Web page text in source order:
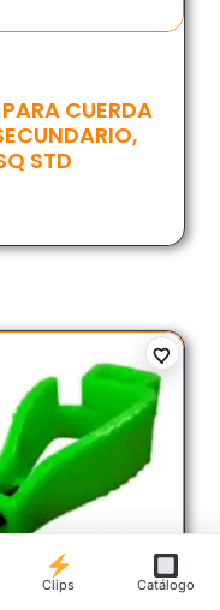
CUERDA
STD
Clips Catálogo